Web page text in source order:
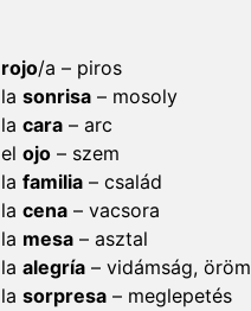
rojo/a – piros
la sonrisa– mosoly
la cara– arc
el ojo– szem
la familia– család
la cena– vacsora
la mesa– asztal
la alegría– vidámság, öröm
la sorpresa– meglepetés